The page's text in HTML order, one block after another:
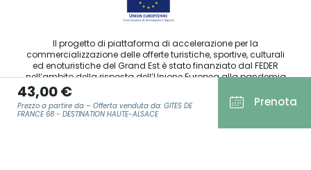
43,00 €
Prezzo a partire da – Offerta venduta da: GITES DE
FRANCE 68 - DESTINATION HAUTE-ALSACE
Prenota
Il progetto di piattaforma di accelerazione per la
commercializzazione delle offerte turistiche, sportive, culturali
ed enoturistiche del Grand Est è stato finanziato dal FEDER
nell’ambito della risposta dell’Unione Europea alla pandemia